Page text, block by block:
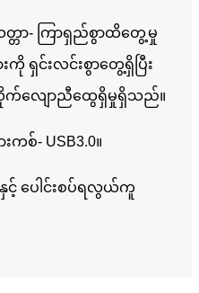
တ္တာ- ကြာရှည်စွာထိတွေ့မှု
ကို ရှင်းလင်းစွာတွေ့ရှိပြီး
လိုက်လျောညီထွေရှိမှုရှိသည်။
ကစ်- USB3.0။
င့် ပေါင်းစပ်ရလွယ်ကူ